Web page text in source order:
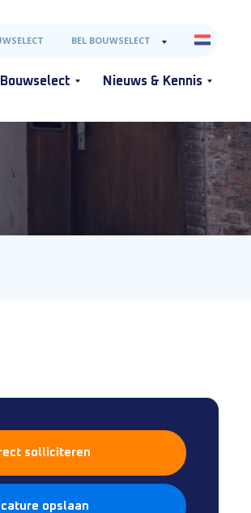
BEL BOUWSELECT
Nieuws & Kennis
solliciteren
opslaan